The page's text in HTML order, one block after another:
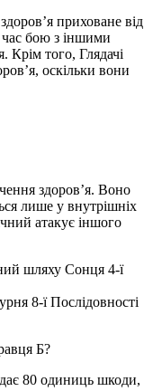
приховане від
час бою з іншими
Крім того, Глядачі
оскільки вони
здоров’я. Воно
лише у внутрішніх
атакує іншого
шляху Сонця 4-ї
8-ї Послідовності
Б?
80 одиниць шкоди,